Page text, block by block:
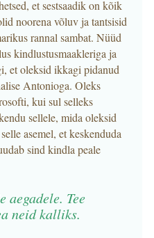
et sestsaadik on kõik
noorena võluv ja tantsisid
rannal sambat. Nüüd
kindlustusmaakleriga ja
et oleksid ikkagi pidanud
Antonioga. Oleks
kui sul selleks
sellele, mida oleksid
asemel, et keskenduda
sind kindla peale
aegadele. Tee
neid kalliks.